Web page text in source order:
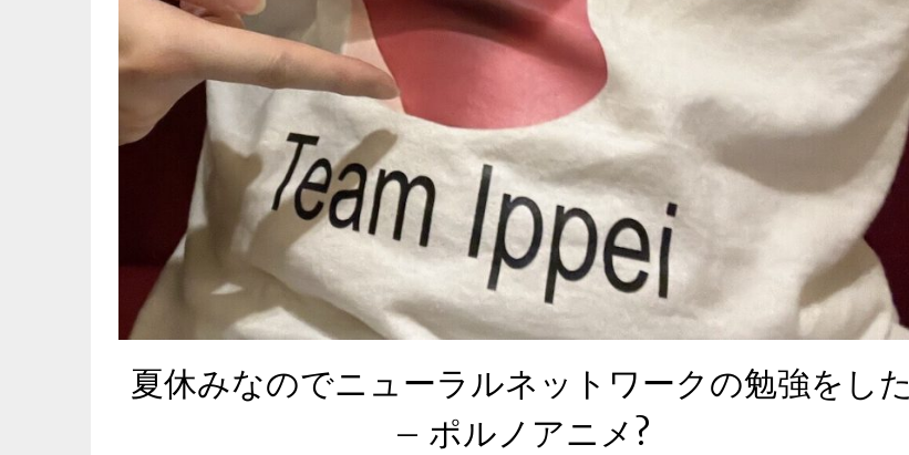
夏休みなのでニューラルネットワークの勉強をした
– ポルノアニメ?